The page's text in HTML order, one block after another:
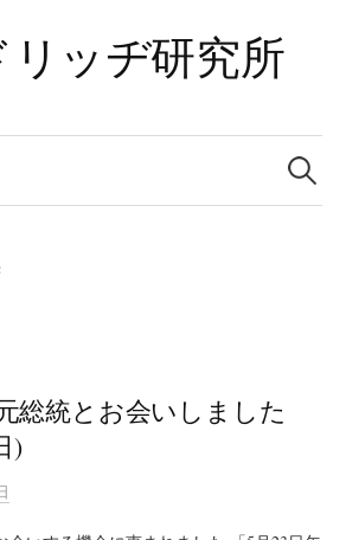
ッヂ研究所
検
索:
総統とお会いしました
)